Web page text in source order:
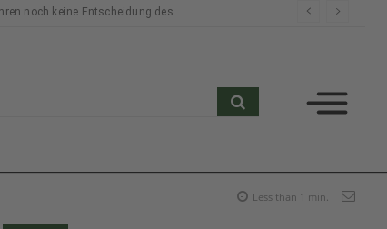
noch keine Entscheidung des
Less than 1 min.